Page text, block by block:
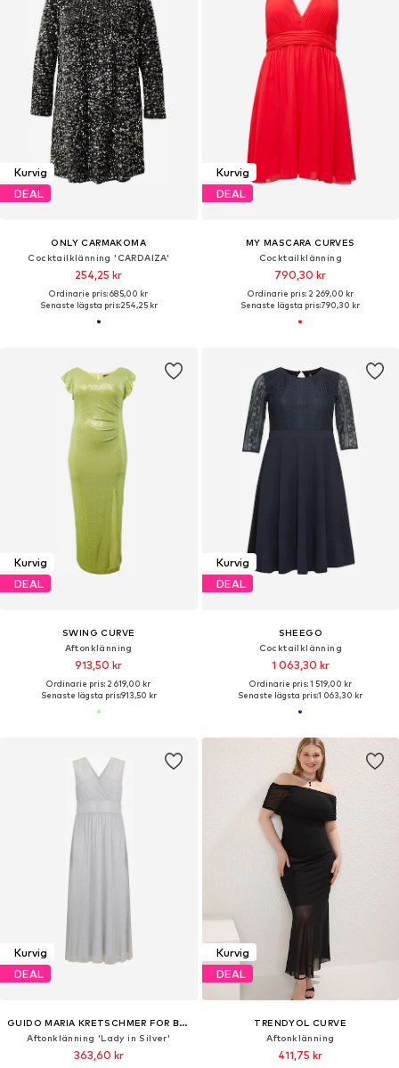
Kurvig
DEAL
ONLY CARMAKOMA
Cocktailklänning 'CARDAIZA'
254,25 kr
Ordinarie pris: 685,00 kr
Senaste lägsta pris:254,25 kr
Kurvig
DEAL
MY MASCARA CURVES
Cocktailklänning
790,30 kr
Ordinarie pris: 2 269,00 kr
Senaste lägsta pris:790,30 kr
Kurvig
DEAL
SWING CURVE
Aftonklänning
913,50 kr
Ordinarie pris: 2 619,00 kr
Senaste lägsta pris:913,50 kr
Kurvig
DEAL
SHEEGO
Cocktailklänning
1 063,30 kr
Ordinarie pris: 1 519,00 kr
Senaste lägsta pris:1 063,30 kr
Kurvig
DEAL
GUIDO MARIA KRETSCHMER FOR BRIDGERTON
Aftonklänning 'Lady in Silver'
363,60 kr
Kurvig
DEAL
TRENDYOL CURVE
Aftonklänning
411,75 kr